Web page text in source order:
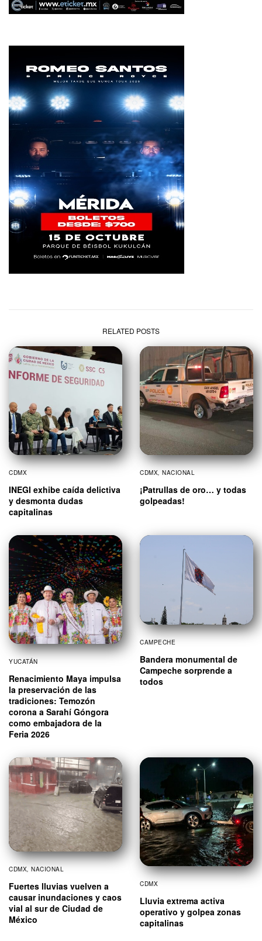
RELATED POSTS
CDMX
INEGI exhibe caída delictiva
y desmonta dudas
capitalinas
CDMX, NACIONAL
¡Patrullas de oro… y todas
golpeadas!
YUCATÁN
Renacimiento Maya impulsa
la preservación de las
tradiciones: Temozón
corona a Sarahí Góngora
como embajadora de la
Feria 2026
CAMPECHE
Bandera monumental de
Campeche sorprende a
todos
CDMX, NACIONAL
Fuertes lluvias vuelven a
causar inundaciones y caos
vial al sur de Ciudad de
México
CDMX
Lluvia extrema activa
operativo y golpea zonas
capitalinas